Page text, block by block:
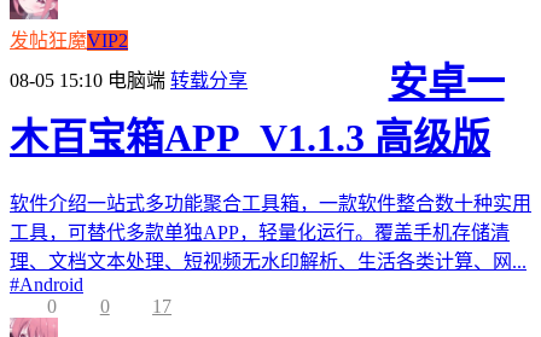
发帖狂魔VIP2
08-05 15:10 电脑端 转载分享
安卓一
木百宝箱APP_V1.1.3 高级版
软件介绍一站式多功能聚合工具箱，一款软件整合数十种实用
工具，可替代多款单独APP，轻量化运行。覆盖手机存储清
理、文档文本处理、短视频无水印解析、生活各类计算、网...
#Android
0
0 17